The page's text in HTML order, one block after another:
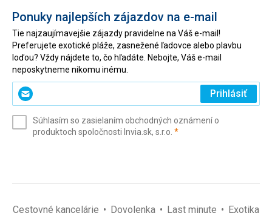
Ponuky najlepších zájazdov na e-mail
Tie najzaujímavejšie zájazdy pravidelne na Váš e-mail!
Preferujete exotické pláže, zasnežené ľadovce alebo plavbu
loďou? Vždy nájdete to, čo hľadáte. Nebojte, Váš e-mail
neposkytneme nikomu inému.
Zadajte
svoj
(povinné)
Prihlásiť
Súhlasím so zasielaním obchodných oznámení o
produktoch spoločnosti Invia.sk, s.r.o. *(povinné)
Cestovné kancelárie Dovolenka Last minute
Exotika